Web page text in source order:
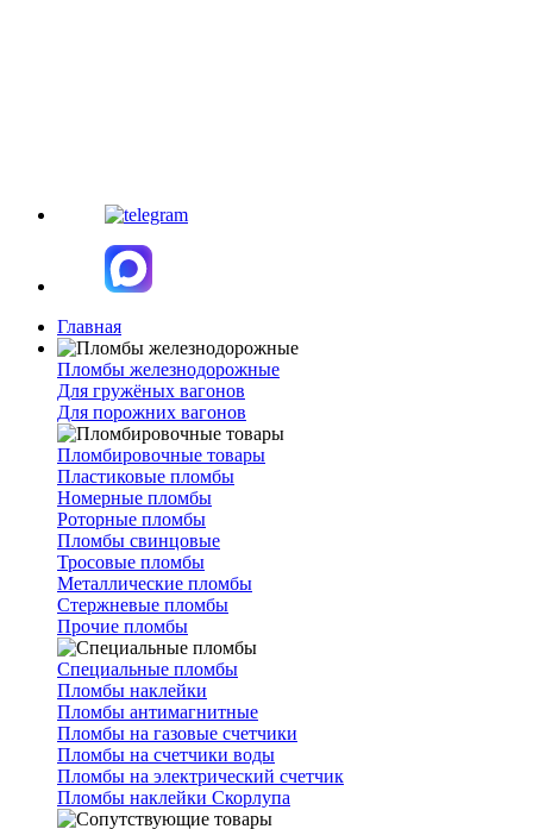
Главная
Пломбы железнодорожные
Для гружёных вагонов
Для порожних вагонов
Пломбировочные товары
Пластиковые пломбы
Номерные пломбы
Роторные пломбы
Пломбы свинцовые
Тросовые пломбы
Металлические пломбы
Стержневые пломбы
Прочие пломбы
Специальные пломбы
Пломбы наклейки
Пломбы антимагнитные
Пломбы на газовые счетчики
Пломбы на счетчики воды
Пломбы на электрический счетчик
Пломбы наклейки Скорлупа